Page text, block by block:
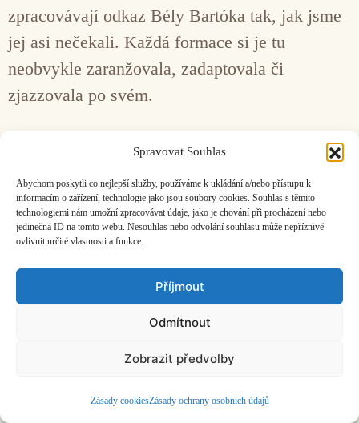
Spravovat Souhlas
Abychom poskytli co nejlepší služby, používáme k ukládání a/nebo přístupu k
informacím o zařízení, technologie jako jsou soubory cookies. Souhlas s těmito
technologiemi nám umožní zpracovávat údaje, jako je chování při procházení nebo
jedinečná ID na tomto webu. Nesouhlas nebo odvolání souhlasu může nepříznivě
ovlivnit určité vlastnosti a funkce.
Příjmout
Odmítnout
Zobrazit předvolby
Zásady cookiesZásady ochrany osobních údajů
zpracovávají odkaz Bély Bartóka tak, jak jsme
jej asi nečekali. Každá formace si je tu
neobvykle zaranžovala, zadaptovala či
zjazzovala po svém.
Facebook
Bandcamp
Mail
©2026 HISvoice – design a admin